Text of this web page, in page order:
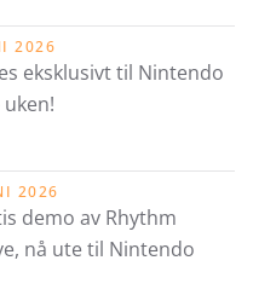
2026
eksklusivt til Nintendo
2026
demo av Rhythm
nå ute til Nintendo